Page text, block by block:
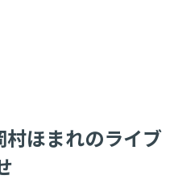
ほまれのライブ